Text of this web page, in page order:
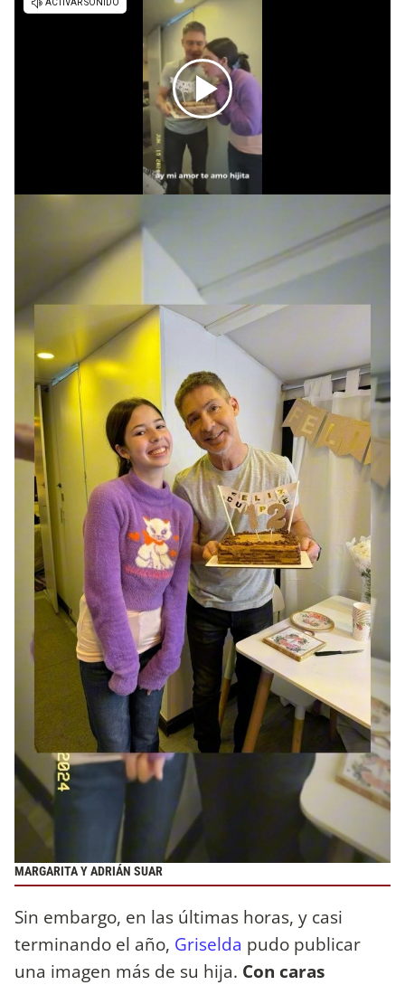
MARGARITA Y ADRIÁN SUAR
Sin embargo, en las últimas horas, y casi
terminando el año, Griselda pudo publicar
una imagen más de su hija. Con caras